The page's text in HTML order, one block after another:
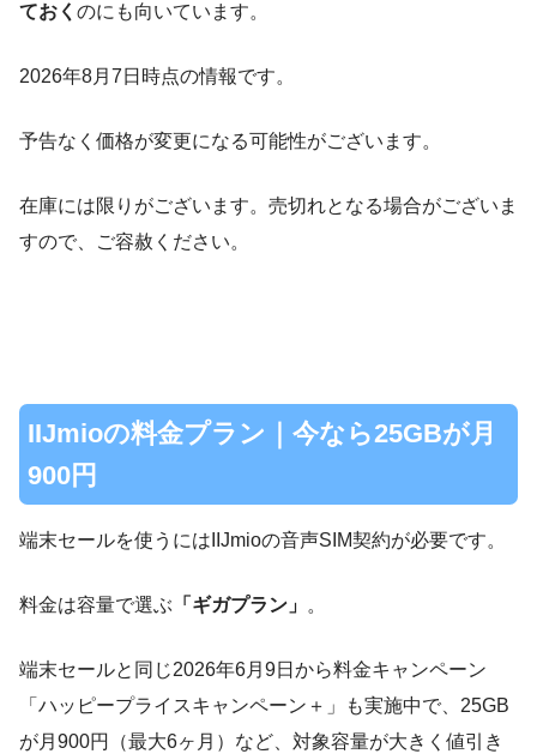
ておく のにも向いています。
2026年8月7日時点の情報です。
予告なく価格が変更になる可能性がございます。
在庫には限りがございます。売切れとなる場合がございま
すので、ご容赦ください。
IIJmioの料金プラン｜今なら25GBが月
900円
端末セールを使うにはIIJmioの音声SIM契約が必要です。
料金は容量で選ぶ 「ギガプラン」 。
端末セールと同じ2026年6月9日から料金キャンペーン
「ハッピープライスキャンペーン＋」も実施中で、25GB
が月900円（最大6ヶ月）など、対象容量が大きく値引き